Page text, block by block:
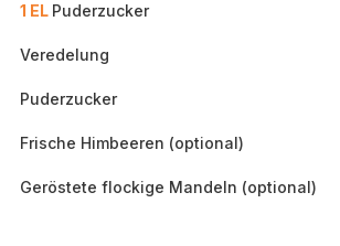
1 EL Puderzucker
Veredelung
Puderzucker
Frische Himbeeren (optional)
Geröstete flockige Mandeln (optional)